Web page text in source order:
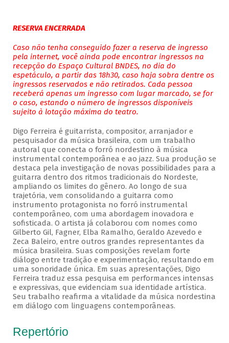
RESERVA ENCERRADA
Caso não tenha conseguido fazer a reserva de ingresso
pela internet, você ainda pode encontrar ingressos na
recepção do Espaço Cultural BNDES, no dia do
espetáculo, a partir das 18h30, caso haja sobra dentre os
ingressos reservados e não retirados. Cada pessoa
receberá apenas um ingresso com lugar marcado, se for
o caso, estando o número de ingressos disponíveis
sujeito à lotação máxima do teatro.
Digo Ferreira é guitarrista, compositor, arranjador e
pesquisador da música brasileira, com um trabalho
autoral que conecta o forró nordestino à música
instrumental contemporânea e ao jazz. Sua produção se
destaca pela investigação de novas possibilidades para a
guitarra dentro dos ritmos tradicionais do Nordeste,
ampliando os limites do gênero. Ao longo de sua
trajetória, vem consolidando a guitarra como
instrumento protagonista no forró instrumental
contemporâneo, com uma abordagem inovadora e
sofisticada. O artista já colaborou com nomes como
Gilberto Gil, Fagner, Elba Ramalho, Geraldo Azevedo e
Zeca Baleiro, entre outros grandes representantes da
música brasileira. Suas composições revelam forte
diálogo entre tradição e experimentação, resultando em
uma sonoridade única. Em suas apresentações, Digo
Ferreira traduz essa pesquisa em performances intensas
e expressivas, que evidenciam sua identidade artística.
Seu trabalho reafirma a vitalidade da música nordestina
em diálogo com linguagens contemporâneas.
Repertório